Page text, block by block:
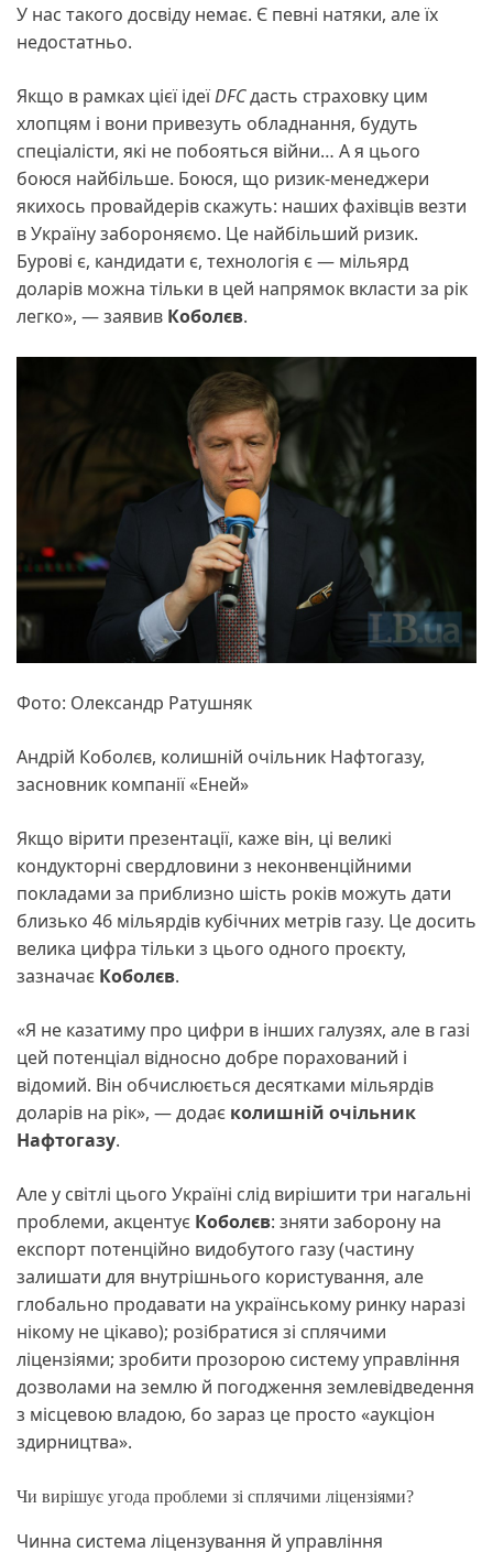
У нас такого досвіду немає. Є певні натяки, але їх
недостатньо.
Якщо в рамках цієї ідеїDFCдасть страховку цим
хлопцям і вони привезуть обладнання, будуть
спеціалісти, які не побояться війни… А я цього
боюся найбільше. Боюся, що ризик-менеджери
якихось провайдерів скажуть: наших фахівців везти
в Україну забороняємо. Це найбільший ризик.
Бурові є, кандидати є, технологія є — мільярд
доларів можна тільки в цей напрямок вкласти за рік
легко», — заявив Коболєв.
Фото: Олександр Ратушняк
Андрій Коболєв, колишній очільник Нафтогазу,
засновник компанії «Еней»
Якщо вірити презентації, каже він, ці великі
кондукторні свердловини з неконвенційними
покладами за приблизно шість років можуть дати
близько 46 мільярдів кубічних метрів газу. Це досить
велика цифра тільки з цього одного проєкту,
зазначає Коболєв.
«Я не казатиму про цифри в інших галузях, але в газі
цей потенціал відносно добре порахований і
відомий. Він обчислюється десятками мільярдів
доларів на рік», — додає колишній очільник
Нафтогазу.
Але у світлі цього Україні слід вирішити три нагальні
проблеми, акцентує Коболєв: зняти заборону на
експорт потенційно видобутого газу (частину
залишати для внутрішнього користування, але
глобально продавати на українському ринку наразі
нікому не цікаво); розібратися зі сплячими
ліцензіями; зробити прозорою систему управління
дозволами на землю й погодження землевідведення
з місцевою владою, бо зараз це просто «аукціон
здирництва».
Чи вирішує угода проблеми зі сплячими ліцензіями?
Чинна система ліцензування й управління